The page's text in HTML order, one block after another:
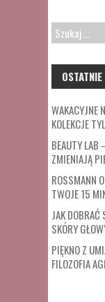
SZUKAJ:
WAKACYJNE
KOLEKCJE
BEAUTY LAB
ZMIENIAJĄ
ROSSMANN
TWOJE 15
JAK
SKÓRY
PIĘKNO Z
FILOZOFIA